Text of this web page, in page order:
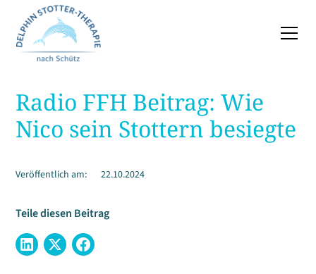
Radio FFH Beitrag: Wie
Nico sein Stottern besiegte
Veröffentlich am: 22.10.2024
Teile diesen Beitrag